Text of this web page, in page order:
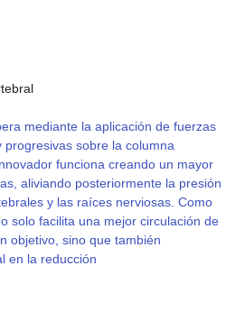
mediante la aplicación de fuerzas
sobre la columna
funciona creando un mayor
aliviando posteriormente la presión
y las raíces nerviosas. Como
solo facilita una mejor circulación de
objetivo, sino que también
en la reducción